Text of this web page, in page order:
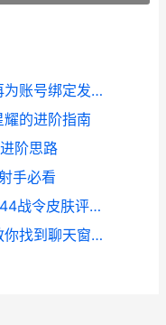
王者荣耀助手解绑方法大全 别再为账号绑定发愁了
的进阶指南
阶思路
手必看
战令皮肤值不值得买 王者荣耀S44战令皮肤评价与避坑指南
王者荣耀怎么好友私聊 手把手教你找到聊天窗口别再傻愣着